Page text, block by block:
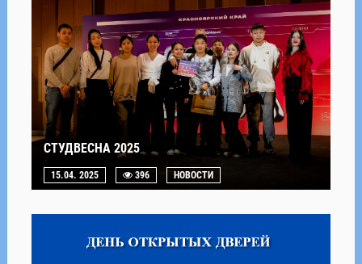
СТУДВЕСНА 2025
15.04. 2025 396 НОВОСТИ